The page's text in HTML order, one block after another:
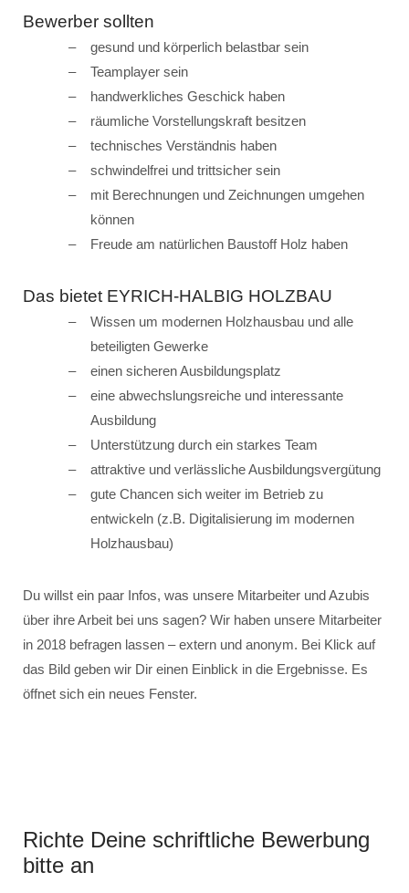
Bewerber sollten
gesund und körperlich belastbar sein
Teamplayer sein
handwerkliches Geschick haben
räumliche Vorstellungskraft besitzen
technisches Verständnis haben
schwindelfrei und trittsicher sein
mit Berechnungen und Zeichnungen umgehen
können
Freude am natürlichen Baustoff Holz haben
Das bietet EYRICH-HALBIG HOLZBAU
Wissen um modernen Holzhausbau und alle
beteiligten Gewerke
einen sicheren Ausbildungsplatz
eine abwechslungsreiche und interessante
Ausbildung
Unterstützung durch ein starkes Team
attraktive und verlässliche Ausbildungsvergütung
gute Chancen sich weiter im Betrieb zu
entwickeln (z.B. Digitalisierung im modernen
Holzhausbau)
Du willst ein paar Infos, was unsere Mitarbeiter und Azubis
über ihre Arbeit bei uns sagen? Wir haben unsere Mitarbeiter
in 2018 befragen lassen – extern und anonym. Bei Klick auf
das Bild geben wir Dir einen Einblick in die Ergebnisse. Es
öffnet sich ein neues Fenster.
Richte Deine schriftliche Bewerbung
bitte an